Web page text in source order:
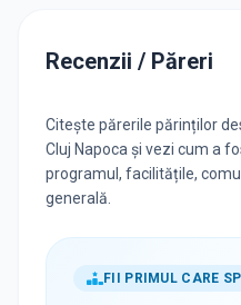
Recenzii / Păreri
Citește părerile părinților
Cluj Napoca și vezi cum a
programul, facilitățile,
generală.
FII PRIMUL CARE